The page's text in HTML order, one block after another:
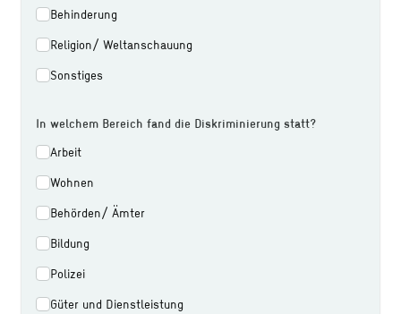
Behinderung
Religion/ Weltanschauung
Sonstiges
In welchem Bereich fand die Diskriminierung statt?
Arbeit
Wohnen
Behörden/ Ämter
Bildung
Polizei
Güter und Dienstleistung